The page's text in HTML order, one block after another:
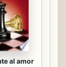
al amor